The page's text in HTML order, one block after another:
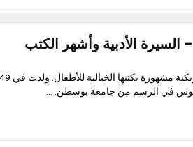
الأدبية وأشهر الكتب
في الرسم من جامعة بوسطن. ...